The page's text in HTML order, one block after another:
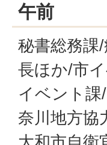
午前
秘書総務課
長ほか/市
イベント課
奈川地方協